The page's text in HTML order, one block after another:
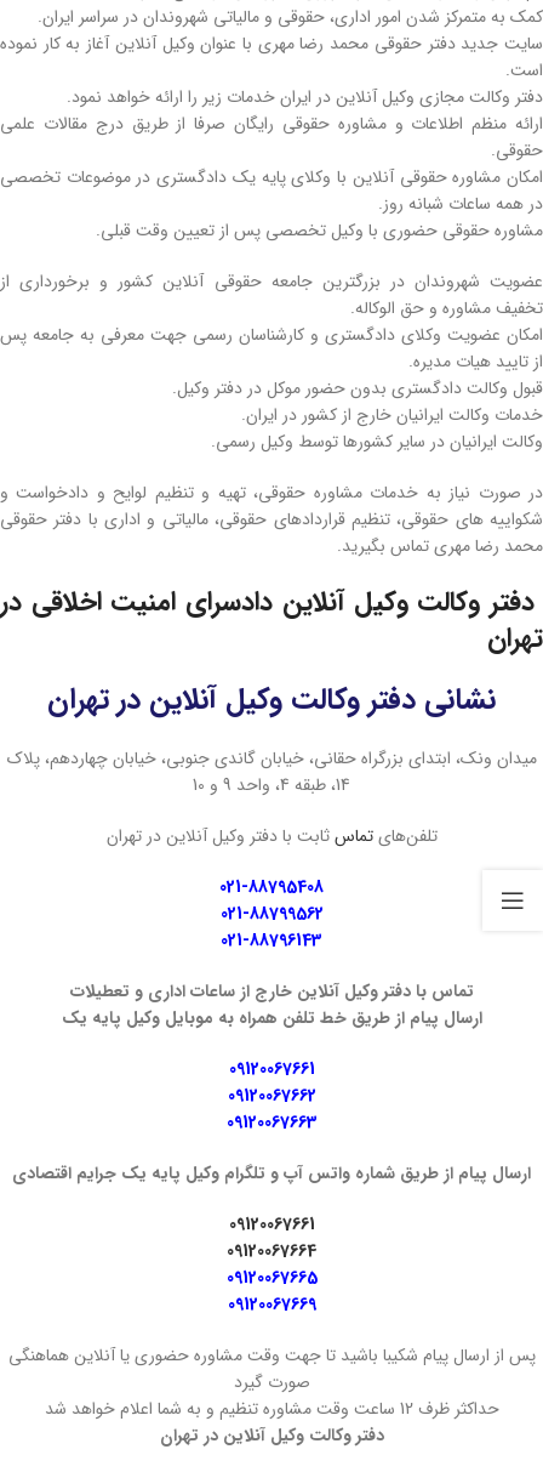
کمک به متمرکز شدن امور اداری، حقوقی و مالیاتی شهروندان در سراسر ایران.
سایت جدید دفتر حقوقی محمد رضا مهری با عنوان وکیل آنلاین آغاز به کار نموده
است.
دفتر وکالت مجازی وکیل آنلاین در ایران خدمات زیر را ارائه خواهد نمود.
ارائه منظم اطلاعات و مشاوره حقوقی رایگان صرفا از طریق درج مقالات علمی
حقوقی.
امکان مشاوره حقوقی آنلاین با وکلای پایه یک دادگستری در موضوعات تخصصی
در همه ساعات شبانه روز.
مشاوره حقوقی حضوری با وکیل تخصصی پس از تعیین وقت قبلی.
عضویت شهروندان در بزرگترین جامعه حقوقی آنلاین کشور و برخورداری از
تخفیف مشاوره و حق الوکاله.
امکان عضویت وکلای دادگستری و کارشناسان رسمی جهت معرفی به جامعه پس
از تایید هیات مدیره.
قبول وکالت دادگستری بدون حضور موکل در دفتر وکیل.
خدمات وکالت ایرانیان خارج از کشور در ایران.
وکالت ایرانیان در سایر کشورها توسط وکیل رسمی.
در صورت نیاز به خدمات مشاوره حقوقی، تهیه و تنظیم لوایح و دادخواست و
شکواییه های حقوقی، تنظیم قراردادهای حقوقی، مالیاتی و اداری با دفتر حقوقی
محمد رضا مهری تماس بگیرید.
دفتر وکالت وکیل آنلاین دادسرای امنیت اخلاقی در
تهران
نشانی دفتر وکالت وکیل آنلاین در تهران
میدان ونک، ابتدای بزرگراه حقانی، خیابان گاندی جنوبی، خیابان چهاردهم، پلاک
14، طبقه 4، واحد 9 و 10
تلفن‌هایتماسثابت با دفتر وکیل آنلاین در تهران
021-88795408
021-88799562
021-88796143
تماس با دفتر وکیل آنلاین خارج از ساعات اداری و تعطیلات
ارسال پیام از طریق خط تلفن همراه به موبایل وکیل پایه یک
09120067661
09120067662
09120067663
ارسال پیام از طریق شماره واتس آپ و تلگرام وکیل پایه یک جرایم اقتصادی
09120067661
09120067664
09120067665
09120067669
پس از ارسال پیام شکیبا باشید تا جهت وقت مشاوره حضوری یا آنلاین هماهنگی
صورت گیرد
حداکثر ظرف 12 ساعت وقت مشاوره تنظیم و به شما اعلام خواهد شد
دفتر وکالت وکیل آنلاین در تهران